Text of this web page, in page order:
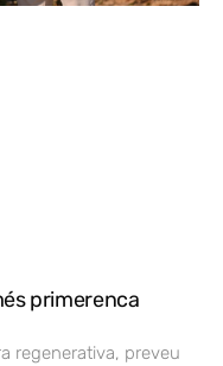
primerenca
regenerativa, preveu